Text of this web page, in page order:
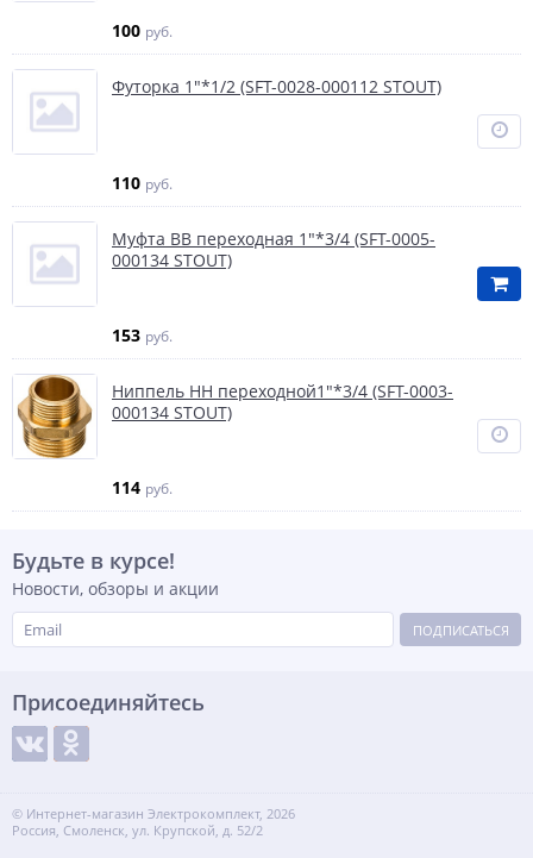
100 руб.
Футорка 1"*1/2 (SFT-0028-000112 STOUT)
110 руб.
Муфта ВВ переходная 1"*3/4 (SFT-0005-
000134 STOUT)
153 руб.
Ниппель НН переходной1"*3/4 (SFT-0003-
000134 STOUT)
114 руб.
Будьте в курсе!
Новости, обзоры и акции
ПОДПИСАТЬСЯ
Присоединяйтесь
© Интернет-магазин Электрокомплект, 2026
Россия, Смоленск, ул. Крупской, д. 52/2